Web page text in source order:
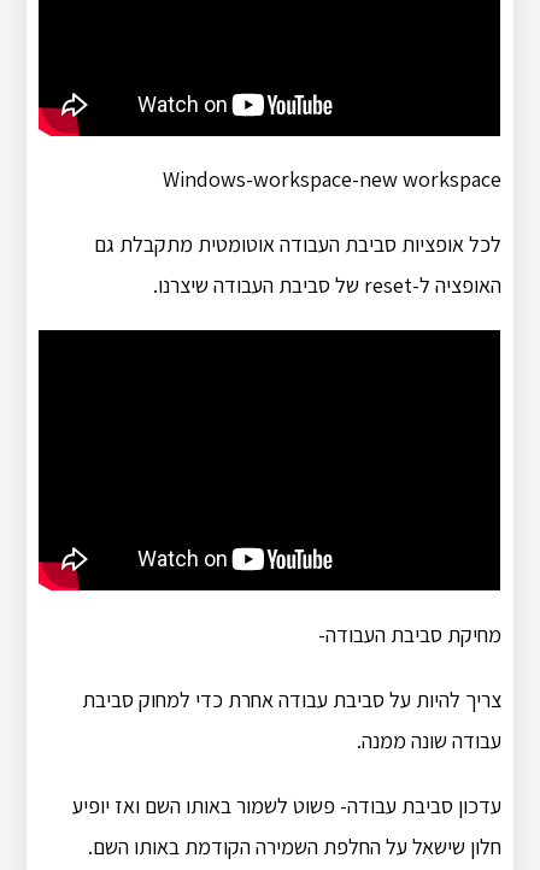
Windows-workspace-new workspace
לכל אופציות סביבת העבודה אוטומטית מתקבלת גם
האופציה ל-reset של סביבת העבודה שיצרנו.
מחיקת סביבת העבודה-
צריך להיות על סביבת עבודה אחרת כדי למחוק סביבת
עבודה שונה ממנה.
עדכון סביבת עבודה- פשוט לשמור באותו השם ואז יופיע
חלון שישאל על החלפת השמירה הקודמת באותו השם.